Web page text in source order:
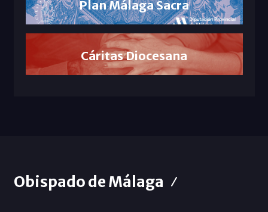
Plan Málaga Sacra
Cáritas Diocesana
Obispado de Málaga